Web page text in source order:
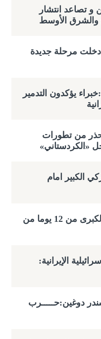
و تصاعد انتشار
والشرق الأوسط
دخلت مرحلة جديدة
يؤكدون التدمير
من تطورات
«الكردستاني»
الكبير امام
ترجمة خاص...الدروس الكبرى من 12 يوما من
الإيرانية:
دوغين:حـــــرب